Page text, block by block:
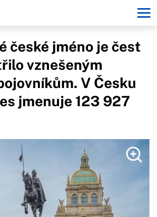
české jméno je čest
vznešeným
V Česku
jmenuje 123 927